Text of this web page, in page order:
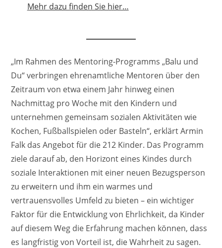
Mehr dazu finden Sie hier…
„Im Rahmen des Mentoring-Programms „Balu und
Du“ verbringen ehrenamtliche Mentoren über den
Zeitraum von etwa einem Jahr hinweg einen
Nachmittag pro Woche mit den Kindern und
unternehmen gemeinsam sozialen Aktivitäten wie
Kochen, Fußballspielen oder Basteln“, erklärt Armin
Falk das Angebot für die 212 Kinder. Das Programm
ziele darauf ab, den Horizont eines Kindes durch
soziale Interaktionen mit einer neuen Bezugsperson
zu erweitern und ihm ein warmes und
vertrauensvolles Umfeld zu bieten – ein wichtiger
Faktor für die Entwicklung von Ehrlichkeit, da Kinder
auf diesem Weg die Erfahrung machen können, dass
es langfristig von Vorteil ist, die Wahrheit zu sagen.